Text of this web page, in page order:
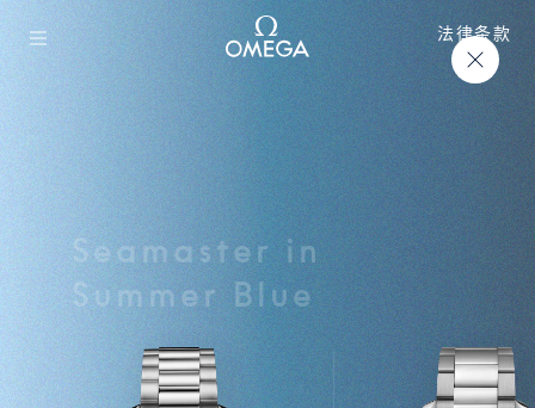
法律条款
Seamaster in
Summer Blue
300M